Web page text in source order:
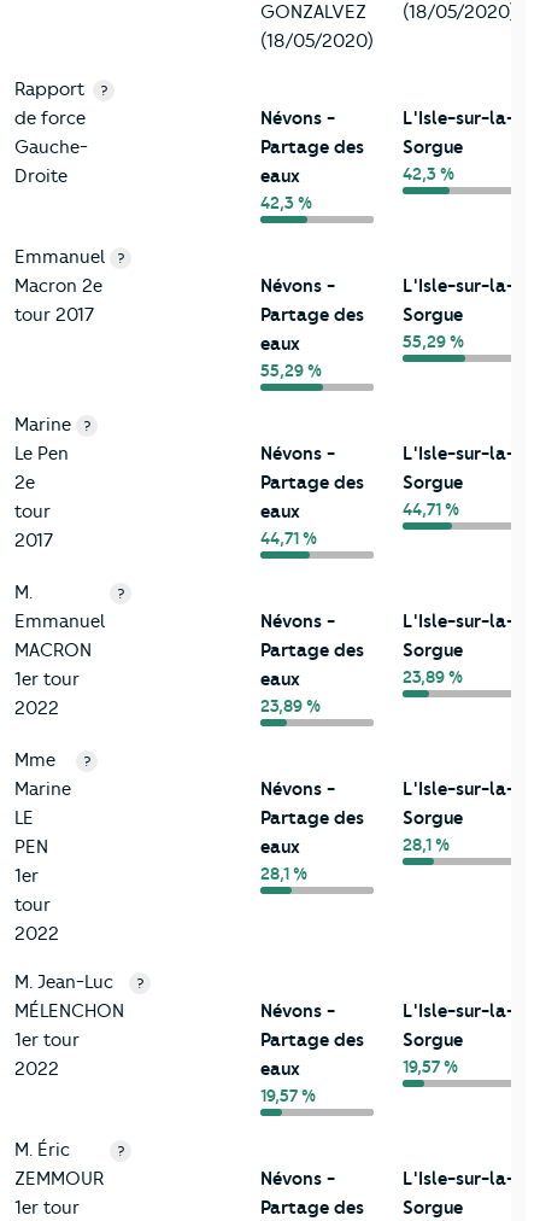
GONZALVEZ
(18/05/2020)
(18/05/2020)
Rapport
de force
Gauche-
Droite
?
Névons -
Partage des
eaux
42,3 %
L'Isle-sur-la-
Sorgue
42,3 %
Emmanuel
Macron 2e
tour 2017
?
Névons -
Partage des
eaux
55,29 %
L'Isle-sur-la-
Sorgue
55,29 %
Marine
Le Pen
2e
tour
2017
?
Névons -
Partage des
eaux
44,71 %
L'Isle-sur-la-
Sorgue
44,71 %
M.
Emmanuel
MACRON
1er tour
2022
?
Névons -
Partage des
eaux
23,89 %
L'Isle-sur-la-
Sorgue
23,89 %
Mme
Marine
LE
PEN
1er
tour
2022
?
Névons -
Partage des
eaux
28,1 %
L'Isle-sur-la-
Sorgue
28,1 %
M. Jean-Luc
MÉLENCHON
1er tour
2022
?
Névons -
Partage des
eaux
19,57 %
L'Isle-sur-la-
Sorgue
19,57 %
M. Éric
ZEMMOUR
1er tour
?
Névons -
Partage des
L'Isle-sur-la-
Sorgue